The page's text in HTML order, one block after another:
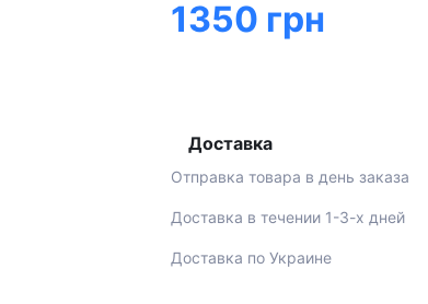
1350 грн
Доставка
Отправка товара в день заказа
Доставка в течении 1-3-х дней
Доставка по Украине